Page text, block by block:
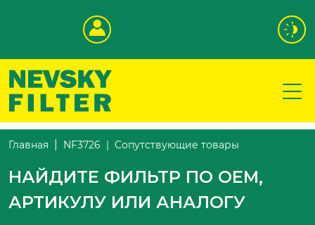
Главная NF3726 Сопутствующие товары
НАЙДИТЕ ФИЛЬТР ПО OEM,
АРТИКУЛУ ИЛИ АНАЛОГУ